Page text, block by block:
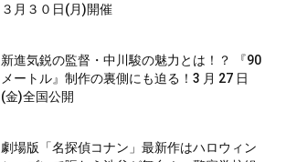
３月３０日(月)開催
新進気鋭の監督・中川駿の魅力とは！？ 『90
メートル』制作の裏側にも迫る！3 月 27 日
(金)全国公開
劇場版「名探偵コナン」最新作はハロウィン